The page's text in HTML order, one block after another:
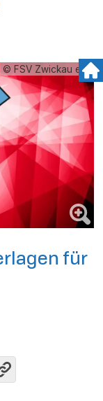
© FSV Zwickau e.V.
für